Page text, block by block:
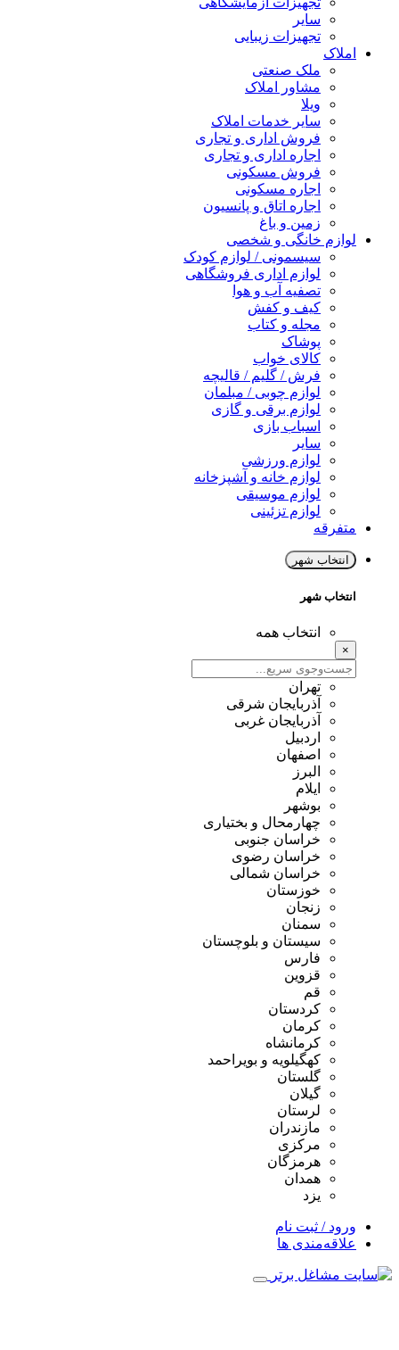
سایر
تجهیزات زیبایی
املاک
ملک صنعتی
مشاور املاک
ویلا
سایر خدمات املاک
فروش اداری و تجاری
اجاره اداری و تجاری
فروش مسکونی
اجاره مسکونی
اجاره اتاق و پانسیون
زمین و باغ
لوازم خانگی و شخصی
سیسمونی / لوازم کودک
لوازم اداری فروشگاهی
تصفیه آب و هوا
کیف و کفش
مجله و کتاب
پوشاک
کالای خواب
فرش / گلیم / قالیچه
لوازم چوبی / مبلمان
لوازم برقی و گازی
اسباب بازی
سایر
لوازم ورزشی
لوازم خانه و آشپزخانه
لوازم موسیقی
لوازم تزئینی
متفرقه
انتخاب شهر
انتخاب شهر
انتخاب همه
×
تهران
آذربایجان شرقی
آذربایجان غربی
اردبیل
اصفهان
البرز
ایلام
بوشهر
چهارمحال و بختیاری
خراسان جنوبی
خراسان رضوی
خراسان شمالی
خوزستان
زنجان
سمنان
سیستان و بلوچستان
فارس
قزوین
قم
کردستان
کرمان
کرمانشاه
کهگیلویه و بویراحمد
گلستان
گیلان
لرستان
مازندران
مرکزی
هرمزگان
همدان
یزد
ورود / ثبت نام
علاقه‌مندی ها